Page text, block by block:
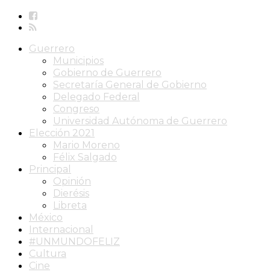
Guerrero
Municipios
Gobierno de Guerrero
Secretaría General de Gobierno
Delegado Federal
Congreso
Universidad Autónoma de Guerrero
Elección 2021
Mario Moreno
Félix Salgado
Principal
Opinión
Dierésis
Libreta
México
Internacional
#UNMUNDOFELIZ
Cultura
Cine